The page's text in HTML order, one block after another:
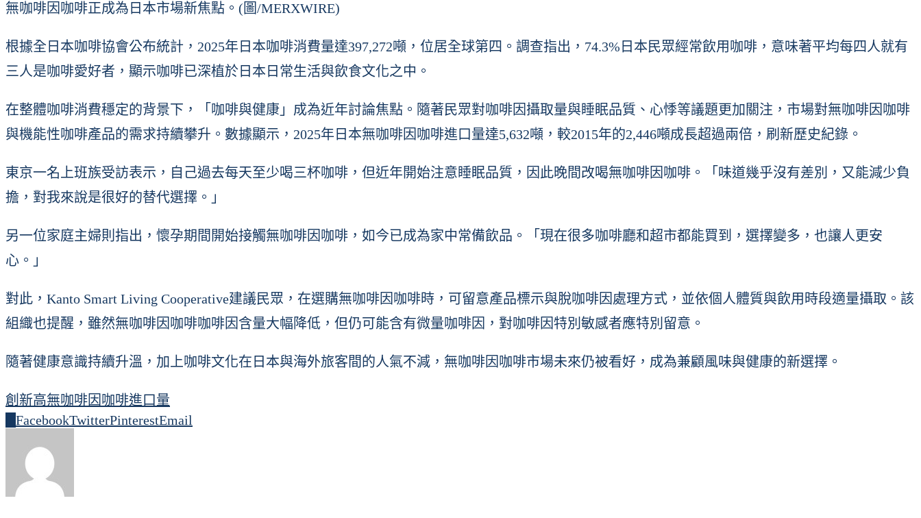
無咖啡因咖啡正成為日本市場新焦點。(圖/MERXWIRE)
根據全日本咖啡協會公布統計，2025年日本咖啡消費量達397,272噸，位居全球第四。調查指出，74.3%日本民眾經常飲用咖啡，意味著平均每四人就有
三人是咖啡愛好者，顯示咖啡已深植於日本日常生活與飲食文化之中。
在整體咖啡消費穩定的背景下，「咖啡與健康」成為近年討論焦點。隨著民眾對咖啡因攝取量與睡眠品質、心悸等議題更加關注，市場對無咖啡因咖啡
與機能性咖啡產品的需求持續攀升。數據顯示，2025年日本無咖啡因咖啡進口量達5,632噸，較2015年的2,446噸成長超過兩倍，刷新歷史紀錄。
東京一名上班族受訪表示，自己過去每天至少喝三杯咖啡，但近年開始注意睡眠品質，因此晚間改喝無咖啡因咖啡。「味道幾乎沒有差別，又能減少負
擔，對我來說是很好的替代選擇。」
另一位家庭主婦則指出，懷孕期間開始接觸無咖啡因咖啡，如今已成為家中常備飲品。「現在很多咖啡廳和超市都能買到，選擇變多，也讓人更安
心。」
對此，Kanto Smart Living Cooperative建議民眾，在選購無咖啡因咖啡時，可留意產品標示與脫咖啡因處理方式，並依個人體質與飲用時段適量攝取。該
組織也提醒，雖然無咖啡因咖啡咖啡因含量大幅降低，但仍可能含有微量咖啡因，對咖啡因特別敏感者應特別留意。
隨著健康意識持續升溫，加上咖啡文化在日本與海外旅客間的人氣不減，無咖啡因咖啡市場未來仍被看好，成為兼顧風味與健康的新選擇。
創新高無咖啡因咖啡進口量
FacebookTwitterPinterestEmail